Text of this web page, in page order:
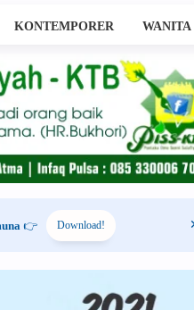
KONTEMPORER WANITA
👉 Download!